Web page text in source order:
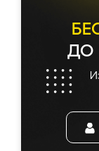
ДО